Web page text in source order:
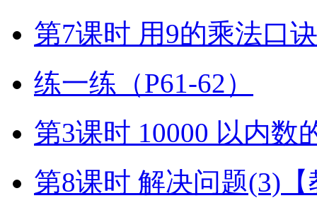
第7课时 用9的乘法口
练一练（P61-62）
第3课时 10000 以内数
第8课时 解决问题(3)